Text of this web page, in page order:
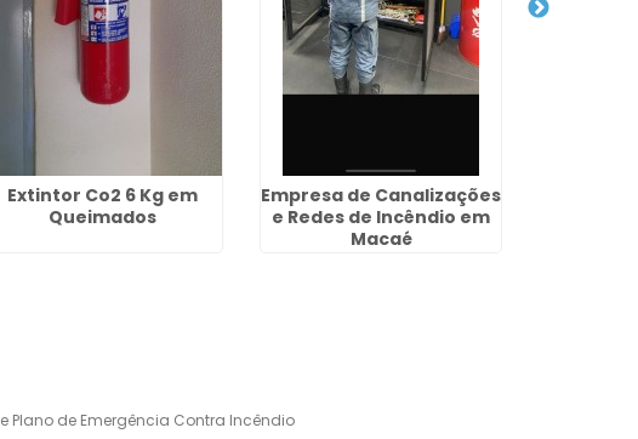
Extintor Co2 6 Kg em
Queimados
Empresa de Canalizações
e Redes de Incêndio em
Macaé
Plano de Emergência Contra Incêndio